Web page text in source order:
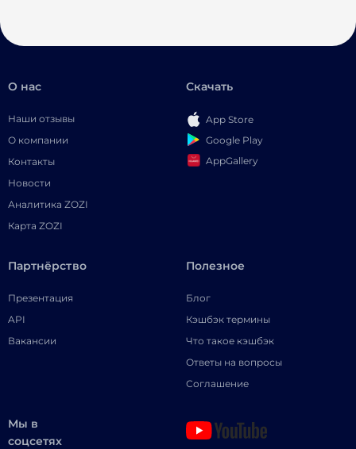
О нас
Наши отзывы
О компании
Контакты
Новости
Аналитика ZOZI
Карта ZOZI
Скачать
App Store
Google Play
AppGallery
Партнёрство
Презентация
API
Вакансии
Полезное
Блог
Кэшбэк термины
Что такое кэшбэк
Ответы на вопросы
Соглашение
Мы в
соцсетях